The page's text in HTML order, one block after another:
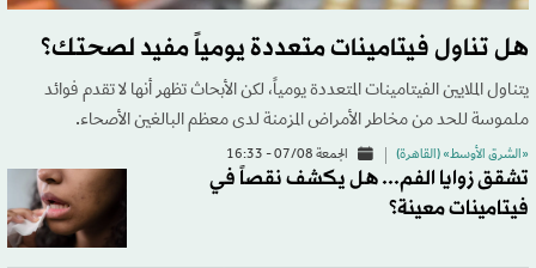
هل تناول فيتامينات متعددة يومياً مفيد لصحتك؟
يتناول الملايين الفيتامينات المتعددة يومياً، لكن الأبحاث تظهر أنها لا تقدم فوائد
ملموسة للحد من مخاطر الأمراض المزمنة لدى معظم البالغين الأصحاء.
«الشرق الأوسط» (القاهرة) الجمعة 07/08 - 16:33
تشقق زوايا الفم... هل يكشف نقصاً في
فيتامينات معينة؟